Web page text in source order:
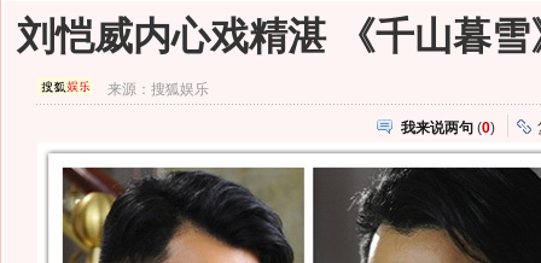
刘恺威内心戏精湛 《千山暮
来源：搜狐娱乐
我来说两句 (0)